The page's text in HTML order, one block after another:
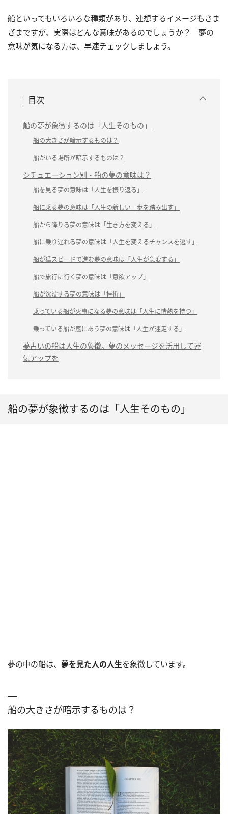
船といってもいろいろな種類があり、連想するイメージもさま
ざまですが、実際はどんな意味があるのでしょうか？ 夢の
意味が気になる方は、早速チェックしましょう。
目次
船の夢が象徴するのは「人生そのもの」
船の大きさが暗示するものは？
船がいる場所が暗示するものは？
シチュエーション別・船の夢の意味は？
船を見る夢の意味は「人生を振り返る」
船に乗る夢の意味は「人生の新しい一歩を踏み出す」
船から降りる夢の意味は「生き方を変える」
船に乗り遅れる夢の意味は「人生を変えるチャンスを逃す」
船が猛スピードで進む夢の意味は「人生が急変する」
船で旅行に行く夢の意味は「意欲アップ」
船が沈没する夢の意味は「挫折」
乗っている船が火事になる夢の意味は「人生に情熱を持つ」
乗っている船が嵐にあう夢の意味は「人生が迷走する」
夢占いの船は人生の象徴。夢のメッセージを活用して運
気アップを
船の夢が象徴するのは「人生そのもの」
夢の中の船は、 夢を見た人の人生を象徴しています。
船の大きさが暗示するものは？